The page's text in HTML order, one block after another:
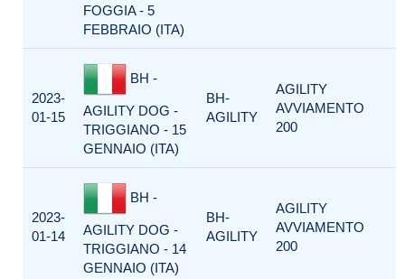
FOGGIA - 5
FEBBRAIO (ITA)
2023-
01-15
BH -
AGILITY DOG -
TRIGGIANO - 15
GENNAIO (ITA)
BH-
AGILITY
AGILITY
AVVIAMENTO
200
2023-
01-14
BH -
AGILITY DOG -
TRIGGIANO - 14
GENNAIO (ITA)
BH-
AGILITY
AGILITY
AVVIAMENTO
200